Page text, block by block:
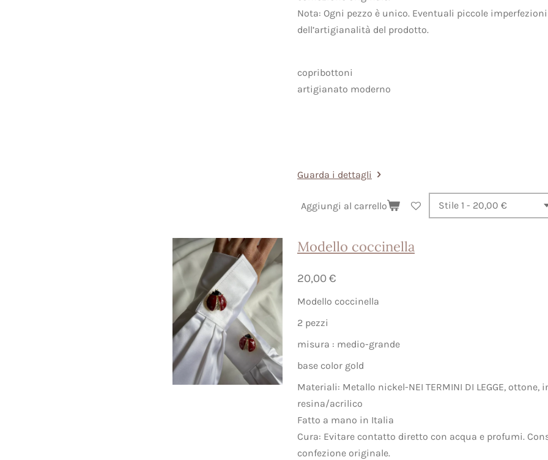
Nota: Ogni pezzo è unico. Eventuali piccole
dell’artigianalità del prodotto.
copribottoni
artigianato moderno
Guarda i dettagli
Aggiungi al carrello
Modello coccinella
20,00 €
Modello coccinella
2 pezzi
misura : medio-grande
base color gold
Materiali: Metallo nickel-NEI TERMINI DI LEGGE, ottone,
resina/acrilico
Fatto a mano in Italia
Cura: Evitare contatto diretto con acqua e profumi.
confezione originale.